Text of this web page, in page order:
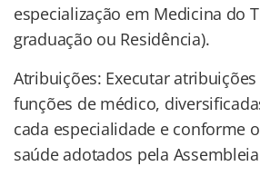
especialização em Medicina do
graduação ou Residência).
Atribuições: Executar
funções de médico,
cada especialidade e conforme
saúde adotados pela